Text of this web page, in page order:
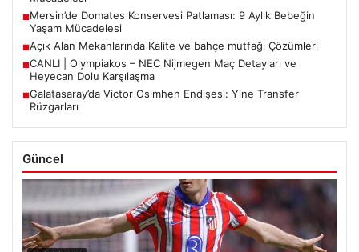
■Mersin’de Domates Konservesi Patlaması: 9 Aylık Bebeğin
Yaşam Mücadelesi
■Açık Alan Mekanlarında Kalite ve bahçe mutfağı Çözümleri
■CANLI | Olympiakos – NEC Nijmegen Maç Detayları ve
Heyecan Dolu Karşılaşma
■Galatasaray’da Victor Osimhen Endişesi: Yine Transfer
Rüzgarları
Güncel